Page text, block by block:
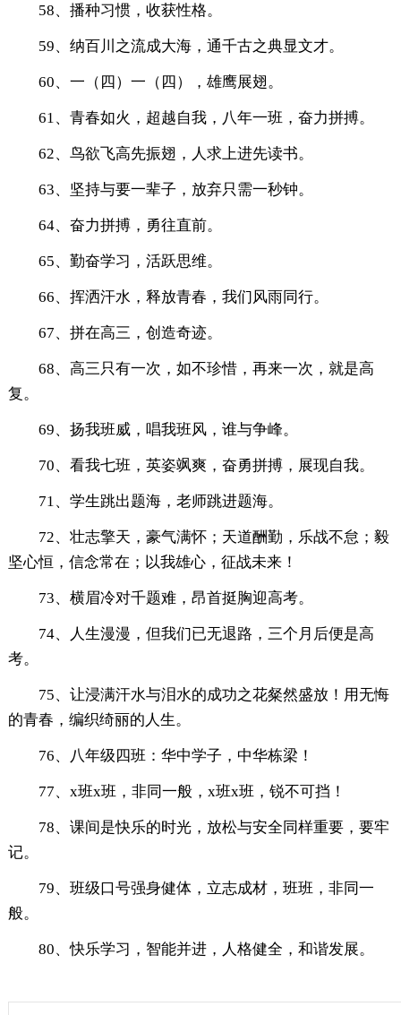
58、播种习惯，收获性格。
59、纳百川之流成大海，通千古之典显文才。
60、一（四）一（四），雄鹰展翅。
61、青春如火，超越自我，八年一班，奋力拼搏。
62、鸟欲飞高先振翅，人求上进先读书。
63、坚持与要一辈子，放弃只需一秒钟。
64、奋力拼搏，勇往直前。
65、勤奋学习，活跃思维。
66、挥洒汗水，释放青春，我们风雨同行。
67、拼在高三，创造奇迹。
68、高三只有一次，如不珍惜，再来一次，就是高
复。
69、扬我班威，唱我班风，谁与争峰。
70、看我七班，英姿飒爽，奋勇拼搏，展现自我。
71、学生跳出题海，老师跳进题海。
72、壮志擎天，豪气满怀；天道酬勤，乐战不怠；毅
坚心恒，信念常在；以我雄心，征战未来！
73、横眉冷对千题难，昂首挺胸迎高考。
74、人生漫漫，但我们已无退路，三个月后便是高
考。
75、让浸满汗水与泪水的成功之花粲然盛放！用无悔
的青春，编织绮丽的人生。
76、八年级四班：华中学子，中华栋梁！
77、x班x班，非同一般，x班x班，锐不可挡！
78、课间是快乐的时光，放松与安全同样重要，要牢
记。
79、班级口号强身健体，立志成材，班班，非同一
般。
80、快乐学习，智能并进，人格健全，和谐发展。